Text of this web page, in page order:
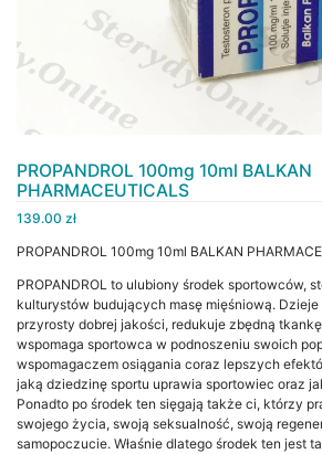
PROPANDROL 100mg 10ml BALKAN
PHARMACEUTICALS
139.00 zł
PROPANDROL 100mg 10ml BALKAN
PROPANDROL to ulubiony środek sportowców,
kulturystów budujących masę mięśniową.
przyrosty dobrej jakości, redukuje zbędną
wspomaga sportowca w podnoszeniu swoich
wspomagaczem osiągania coraz lepszych
jaką dziedzinę sportu uprawia sportowiec oraz
Ponadto po środek ten sięgają także ci, którzy
swojego życia, swoją seksualność, swoją
samopoczucie. Właśnie dlatego środek ten jest